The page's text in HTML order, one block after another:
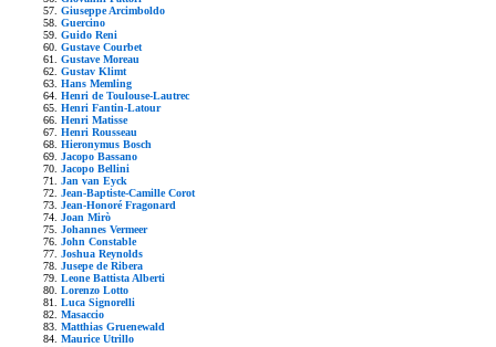
Giuseppe Arcimboldo
Guercino
Guido Reni
Gustave Courbet
Gustave Moreau
Gustav Klimt
Hans Memling
Henri de Toulouse-Lautrec
Henri Fantin-Latour
Henri Matisse
Henri Rousseau
Hieronymus Bosch
Jacopo Bassano
Jacopo Bellini
Jan van Eyck
Jean-Baptiste-Camille Corot
Jean-Honoré Fragonard
Joan Mirò
Johannes Vermeer
John Constable
Joshua Reynolds
Jusepe de Ribera
Leone Battista Alberti
Lorenzo Lotto
Luca Signorelli
Masaccio
Matthias Gruenewald
Maurice Utrillo